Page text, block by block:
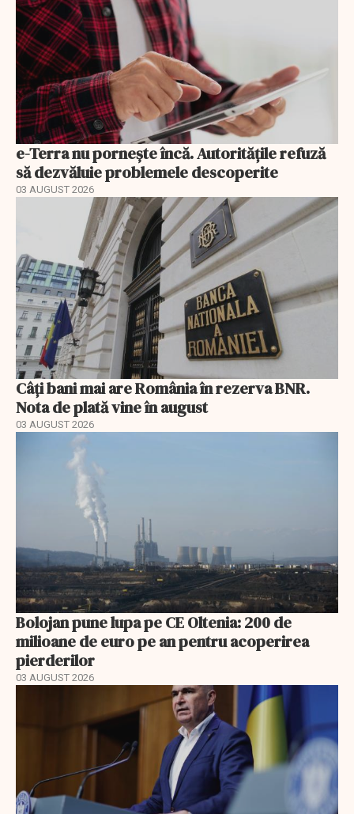
e-Terra nu pornește încă. Autoritățile refuză
să dezvăluie problemele descoperite
03 AUGUST 2026
Câți bani mai are România în rezerva BNR.
Nota de plată vine în august
03 AUGUST 2026
Bolojan pune lupa pe CE Oltenia: 200 de
milioane de euro pe an pentru acoperirea
pierderilor
03 AUGUST 2026